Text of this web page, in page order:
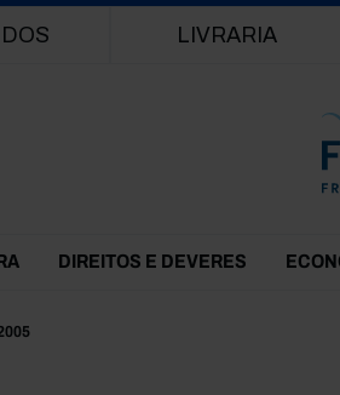
LIVRARIA
DIREITOS E DEVERES